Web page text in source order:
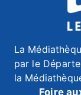
La
par le
la
Foire